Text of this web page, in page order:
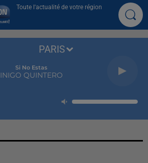
Toute l'actualité de votre région
Si No Estas
INIGO QUINTERO
PARIS